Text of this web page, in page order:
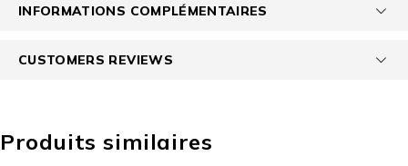
INFORMATIONS COMPLÉMENTAIRES
CUSTOMERS REVIEWS
Produits similaires